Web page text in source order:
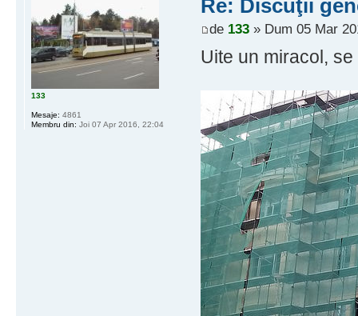
Re: Discuţii
de 133» Dum 05 Mar
Uite un miracol,
133
Mesaje: 4861
Membru din: Joi 07 Apr 2016, 22:04